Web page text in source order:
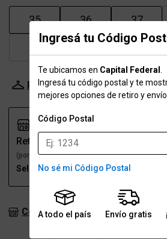
Ingresá tu Código
Te ubicamos en Capital Federal
Ingresá tu código postal y te
mejores opciones de retiro y envío.
Código Postal
No sé mi Código Postal
A todo el país Envío gratis
35 36 37
Probador Virtual Tabla de
Retiro
(por una sucursal)
Seleccioná talle
(a
Consultar stock en sucursales